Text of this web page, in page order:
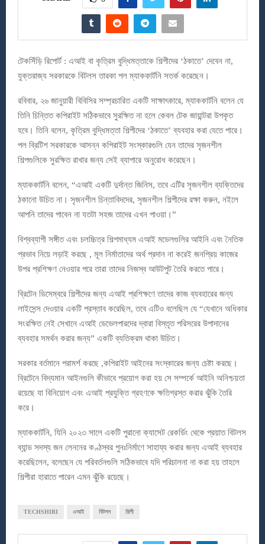
টেকসিঁড়ি রিপোর্ট : এআই বা কৃত্রিম বুদ্ধিমত্তাকে শিল্পীদের ‘ঠকাতে’ দেবেন না,
যুক্তরাজ্য সরকারকে বিটলস তারকা পল ম্যাককার্টনি সতর্ক করেছেন।
রবিবার, ২৬ জানুয়ারী বিবিসির সম্প্রচারিত একটি সাক্ষাৎকারে, ম্যাককার্টনি বলেন যে
তিনি চিন্তিত কপিরাইট সঠিকভাবে সুরক্ষিত না হলে কেবল টেক জায়ান্টরা উপকৃত
হবে। তিনি বলেন, কৃত্রিম বুদ্ধিমত্তা শিল্পীদের ‘ঠকাতে’ ব্যবহার করা যেতে পারে।
পল ব্রিটিশ সরকারকে আসন্ন কপিরাইট সংস্কারগুলি যেন তাদের সৃজনশীল
শিল্পগুলিকে সুরক্ষিত রাখার জন্য সেই ব্যাপারে অনুরোধ করেছেন।
ম্যাককার্টনি বলেন, “এআই একটি দুর্দান্ত জিনিস, তবে এটির সৃজনশীল ব্যক্তিদের
ঠকানো উচিত না। সৃজনশীল চিন্তাবিদদের, সৃজনশীল শিল্পীদের রক্ষা করুন, নইলে
আপনি তাদের পাবেন না যতটা সহজ তাদের এখন পাওয়া।”
বিশ্বব্যাপী সঙ্গীত এবং চলচ্চিত্র শিল্পমাধ্যম এআই মডেলগুলির আইনি এবং নৈতিক
প্রভাব নিয়ে লড়াই করছে , মূল নির্মাতাদের অর্থ প্রদান না করেই জনপ্রিয় কাজের
উপর প্রশিক্ষণ নেওয়ার পরে তারা তাদের নিজস্ব আউটপুট তৈরি করতে পারে।
ব্রিটেন ডিসেম্বরে শিল্পীদের জন্য এআই প্রশিক্ষণে তাদের কাজ ব্যবহারের জন্য
লাইসেন্স দেওয়ার একটি প্রস্তাব করেছিল, তবে এটিও বলেছিল যে “যেখানে অধিকার
সংরক্ষিত নেই সেখানে এআই ডেভেলপারদের দ্বারা বিস্তৃত পরিসরের উপাদানের
ব্যবহার সমর্থন করার জন্য” একটি ব্যতিক্রম থাকা উচিত।
সরকার বর্তমানে পরামর্শ করছে ,কপিরাইট আইনের সংস্কারের জন্য চেষ্টা করছে।
ব্রিটেনে বিদ্যমান আইনগুলি কীভাবে প্রয়োগ করা হয় সে সম্পর্কে আইনি অনিশ্চয়তা
রয়েছে যা বিনিয়োগ এবং এআই প্রযুক্তি গ্রহণকে ক্ষতিগ্রস্ত করার ঝুঁকি তৈরি
করে।
ম্যাককার্টনি, যিনি ২০২৩ সালে একটি পুরানো ক্যাসেট রেকর্ডিং থেকে প্রয়াত বিটলস
ব্যান্ড সদস্য জন লেননের কণ্ঠস্বর পুনঃনির্মাণে সাহায্য করার জন্য এআই ব্যবহার
করেছিলেন, বলেছেন যে পরিবর্তনগুলি সঠিকভাবে যদি পরিচালনা না করা হয় তাহলে
শিল্পীরা হারাতে পারেন এমন ঝুঁকি রয়েছে।
TECHSHIRI এআই বিটলস শিল্পী